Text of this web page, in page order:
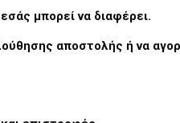
μπορεί να διαφέρει.
αποστολής ή να